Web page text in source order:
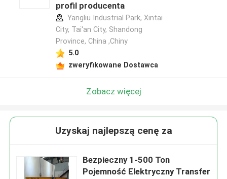
profil producenta
Yangliu Industrial Park, Xintai
City, Tai'an City, Shandong
Province, China ,Chiny
5.0
zweryfikowane Dostawca
Zobacz więcej
Uzyskaj najlepszą cenę za
Bezpieczny 1-500 Ton
Pojemność Elektryczny Transfer